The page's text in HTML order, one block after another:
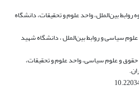
بین‌الملل، واحد علوم و تحقیقات، دانشگاه
سیاسی و روابط بین‌الملل ، دانشگاه شهید
و علوم سیاسی، واحد علوم و تحقیقات،